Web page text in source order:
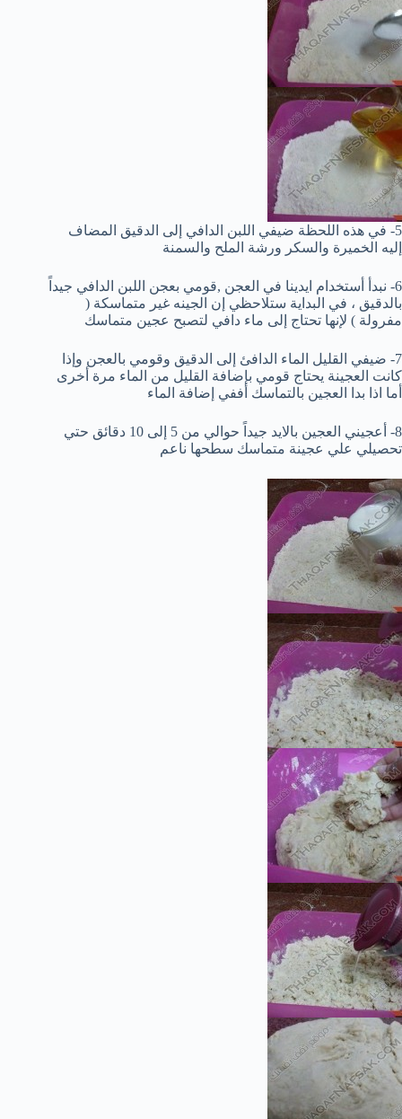
5- في هذه اللحظة ضيفي اللبن الدافي إلى الدقيق المضاف
إليه الخميرة والسكر ورشة الملح والسمنة
6- نبدأ أستخدام ايدينا في العجن ,قومي بعجن اللبن الدافي جيداً
بالدقيق ، في البداية ستلاحظي إن الجينه غير متماسكة (
مفرولة ) لإنها تحتاج إلى ماء دافي لتصبح عجين متماسك
7- ضيفي القليل الماء الدافئ إلى الدقيق وقومي بالعجن وإذا
كانت العجينة يحتاج قومي بإضافة القليل من الماء مرة أخرى
أما اذا بدا العجين بالتماسك أففي إضافة الماء
8- أعجيني العجين بالايد جيداً حوالي من 5 إلى 10 دقائق حتي
تحصيلي علي عجينة متماسك سطحها ناعم